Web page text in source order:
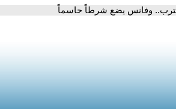
وفانس يضع شرطاً حاسماً